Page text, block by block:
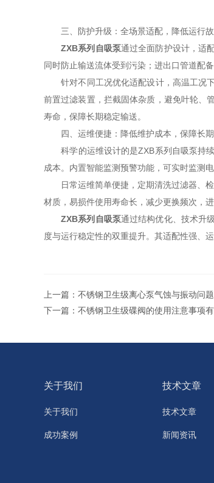
三、防护升级：全场景适配，降低运行故
ZXB系列自吸泵通过全面防护设计，适
同时防止输送流体受到污染；进出口管道配
针对不同工况优化适配设计，高温工况下
前置过滤装置，拦截固体杂质，避免叶轮、
寿命，保障长期稳定输送。
四、运维便捷：降低维护成本，保障长
科学的运维设计的是ZXB系列自吸泵持续
成本。内置智能监测预警功能，可实时监测
日常运维简单便捷，定期清洗过滤器、检
材质，易损件使用寿命长，减少更换频次，
ZXB系列自吸泵通过结构优化、技术升
度与运行稳定性的双重提升。其适配性强、
上一篇： 不锈钢卫生级离心泵气蚀与振动问
下一篇： 不锈钢卫生级碟阀的使用注意事项
关于我们
关于我们
成功案例
技术文章
技术文章
新闻资讯